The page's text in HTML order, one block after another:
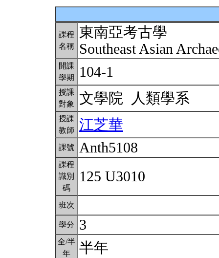
課程
名稱
東南亞考古學
Southeast Asian
開課
學期
104-1
授課
對象
文學院 人類學系
授課
教師
江芝華
課號 Anth5108
課程
識別
碼
125 U3010
班次
學分 3
全/半
年
半年